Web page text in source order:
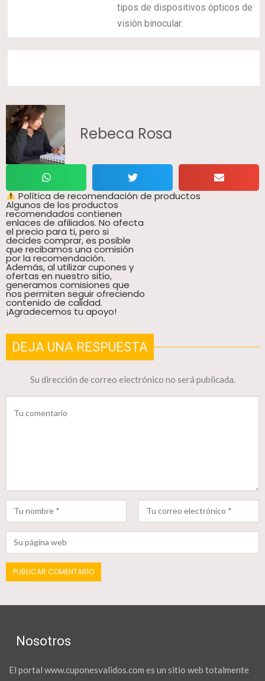
tipos de dispositivos ópticos de
visión binocular.
Rebeca Rosa
Política de recomendación de productos
Algunos de los productos
recomendados contienen
enlaces de afiliados. No afecta
el precio para ti, pero si
decides comprar, es posible
que recibamos una comisión
por la recomendación.
Además, al utilizar cupones y
ofertas en nuestro sitio,
generamos comisiones que
nos permiten seguir ofreciendo
contenido de calidad.
¡Agradecemos tu apoyo!
DEJA UNA RESPUESTA
Su dirección de correo electrónico no será publicada.
Nosotros
El portal www.cuponesvalidos.com es un sitio web totalmente